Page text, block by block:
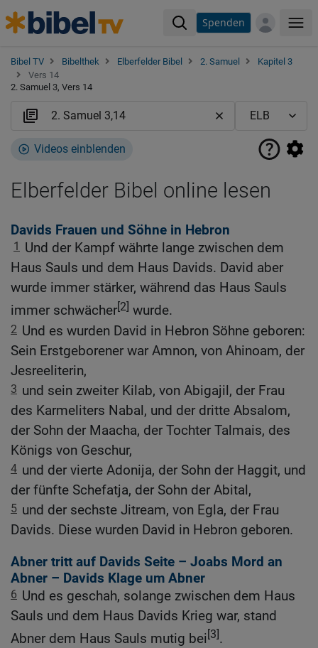
Spenden
Bibel TV Bibelthek Elberfelder Bibel 2. Samuel
Kapitel 3
Vers 14
2. Samuel 3, Vers 14
Videos einblenden
Elberfelder Bibel online lesen
Davids Frauen und Söhne in Hebron
1
Und der Kampf währte lange zwischen dem
Haus Sauls und dem Haus Davids. David aber
wurde immer stärker, während das Haus Sauls
immer schwächer[2] wurde.
2 Und es wurden David in Hebron Söhne geboren:
Sein Erstgeborener war Amnon, von Ahinoam, der
Jesreeliterin,
3 und sein zweiter Kilab, von Abigajil, der Frau
des Karmeliters Nabal, und der dritte Absalom,
der Sohn der Maacha, der Tochter Talmais, des
Königs von Geschur,
4 und der vierte Adonija, der Sohn der Haggit, und
der fünfte Schefatja, der Sohn der Abital,
5 und der sechste Jitream, von Egla, der Frau
Davids. Diese wurden David in Hebron geboren.
Abner tritt auf Davids Seite – Joabs Mord an
Abner – Davids Klage um Abner
6 Und es geschah, solange zwischen dem Haus
Sauls und dem Haus Davids Krieg war, stand
Abner dem Haus Sauls mutig bei [3].